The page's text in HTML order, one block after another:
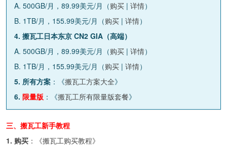
A. 500GB/月，89.99美元/月（购买 | 详情）
B. 1TB/月，155.99美元/月（购买 | 详情）
4. 搬瓦工日本东京 CN2 GIA（高端）
A. 500GB/月，89.99美元/月（购买 | 详情）
B. 1TB/月，155.99美元/月（购买 | 详情）
5. 所有方案 ：《搬瓦工方案大全》
6. 限量版 ：《搬瓦工所有限量版套餐》
三、搬瓦工新手教程
1. 购买 ：《搬瓦工购买教程》